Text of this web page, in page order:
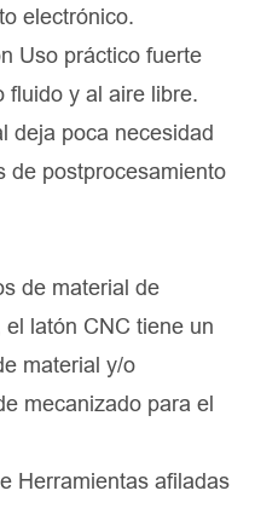
electrónico.
Uso práctico fuerte
fluido y al aire libre.
deja poca necesidad
de postprocesamiento
de material de
latón CNC tiene un
material y/o
mecanizado para el
Herramientas afiladas